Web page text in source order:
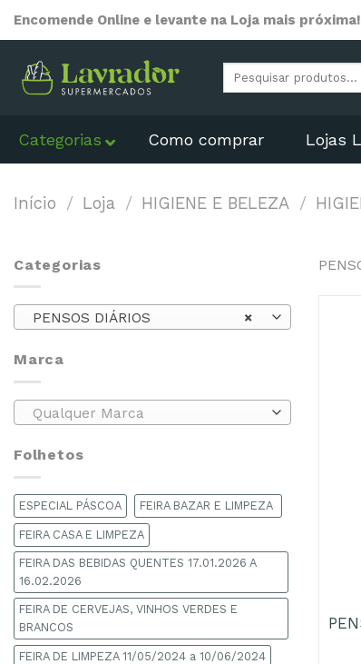
Encomende Online e levante na Loja mais próxima!
Pesquisar
Categorias Como comprar Lojas
Início / Loja / HIGIENE E BELEZA /
Categorias
×
PENSOS DIÁRIOS
Marca
Qualquer Marca
Folhetos
ESPECIAL PÁSCOA FEIRA BAZAR E LIMPEZA
FEIRA CASA E LIMPEZA
FEIRA DAS BEBIDAS QUENTES 17.01.2026 A
16.02.2026
FEIRA DE CERVEJAS, VINHOS VERDES E
BRANCOS
FEIRA DE LIMPEZA 11/05/2024 a 10/06/2024